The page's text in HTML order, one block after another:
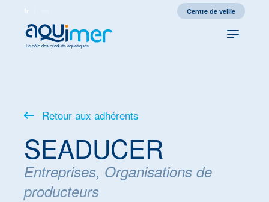
fr Centre de veille
Le pôle des produits aquatiques
Retour aux adhérents
SEADUCER
Entreprises, Organisations de
producteurs